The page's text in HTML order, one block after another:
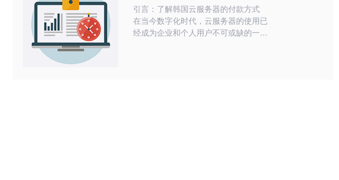
引言：了解韩国云服务器的付款方式
在当今数字化时代，云服务器的使用已
经成为企业和个人用户不可或缺的一部